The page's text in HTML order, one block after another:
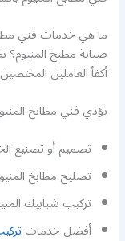
ما هي خدمات فني
صيانة مطبخ المنيوم؟
أكفأ العاملين
يؤدي فني مطابخ
تصميم أو تصنيع
تصليح مطابخ
تركيب شبابيك
أفضل خدمات